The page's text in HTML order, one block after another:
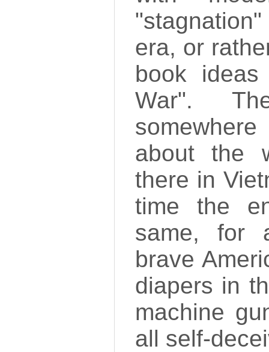
era, or
book
War".
about the
there in
time the
same, for
brave
diapers in
machine
all self-